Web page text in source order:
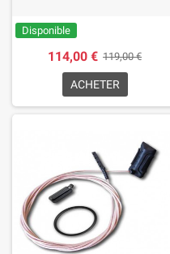
Disponible
114,00 € 119,00 €
ACHETER